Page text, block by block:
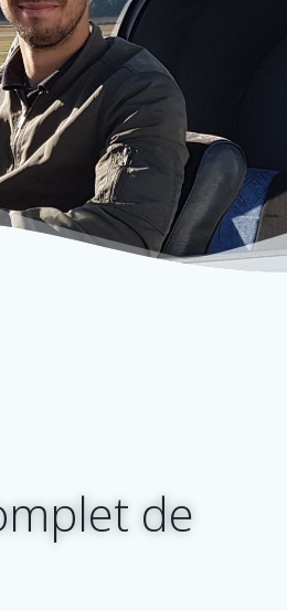
de